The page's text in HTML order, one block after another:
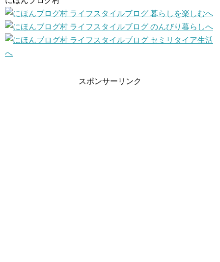
スポンサーリンク